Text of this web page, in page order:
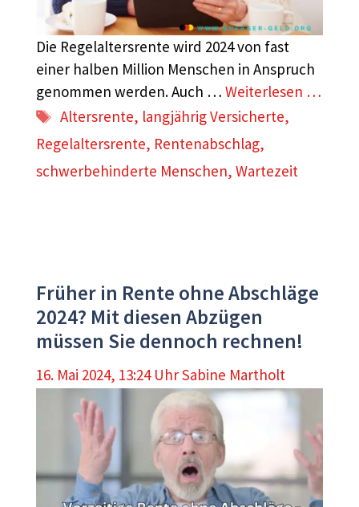
Die Regelaltersrente wird 2024 von fast
einer halben Million Menschen in Anspruch
genommen werden. Auch … Weiterlesen …
Schlagwörter
Altersrente, langjährig Versicherte,
Regelaltersrente, Rentenabschlag,
schwerbehinderte Menschen, Wartezeit
Früher in Rente ohne Abschläge
2024? Mit diesen Abzügen
müssen Sie dennoch rechnen!
16. Mai 2024, 13:24 UhrSabine Martholt